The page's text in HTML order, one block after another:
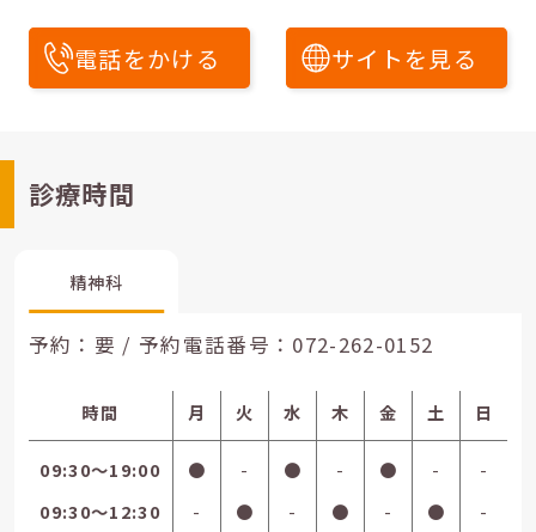
電話をかける サイトを見る
診療時間
精神科
予約：要 / 予約電話番号： 072-262-0152
時間 月 火 水 木 金 土 日
09:30〜19:00 ● - ● - ● -
-
09:30〜12:30
- ● - ● - ● -